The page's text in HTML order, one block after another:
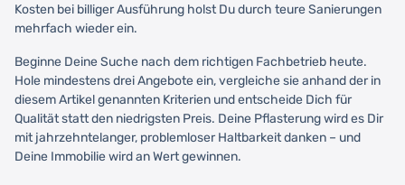
Kosten bei billiger Ausführung holst Du durch teure Sanierungen
mehrfach wieder ein.
Beginne Deine Suche nach dem richtigen Fachbetrieb heute.
Hole mindestens drei Angebote ein, vergleiche sie anhand der in
diesem Artikel genannten Kriterien und entscheide Dich für
Qualität statt den niedrigsten Preis. Deine Pflasterung wird es Dir
mit jahrzehntelanger, problemloser Haltbarkeit danken – und
Deine Immobilie wird an Wert gewinnen.